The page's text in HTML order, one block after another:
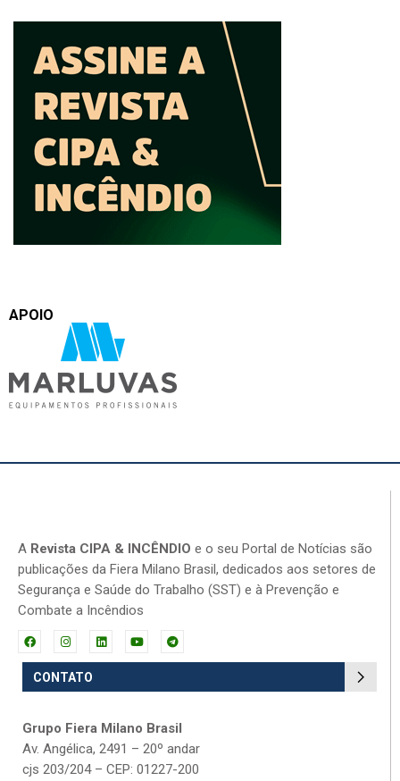
APOIO
A Revista CIPA & INCÊNDIO e o seu Portal de Notícias são
publicações da Fiera Milano Brasil, dedicados aos setores de
Segurança e Saúde do Trabalho (SST) e à Prevenção e
Combate a Incêndios
CONTATO
Grupo Fiera Milano Brasil
Av. Angélica, 2491 – 20º andar
cjs 203/204 – CEP: 01227-200